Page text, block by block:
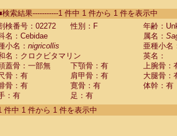
CebidaeSaguinus labiatus(0)
Cebidae Saguinus leucopus (0)
Cebidae
CebidaeSaguinus mystax
CebidaeSaguinus nigricollis (1)
Cebidae Saguinus oedipus
Cebidae Saguinus weddelli
Cebidae Saguinusspp.
Cebidae Aotus trivirgatus
Cebidae Cebus albifrons
検索結果-----------1 件中 1 件から 1 件を表示中
検番号：02272
性別：F
年齢：
名：Cebidae
属名：
小名： nigricollis
亜種小名
名：クロクビタマリン
英名：
蓋骨：一部無
下顎骨：有
上腕骨：
骨：有
肩甲骨：有
大腿骨：
骨：有
寛骨：有
体幹：有
：有
足：有
件中 1 件から 1 件を表示中